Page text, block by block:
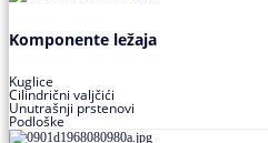
Komponente ležaja
Kuglice
Cilindrični valjčići
Unutrašnji prstenovi
Podloške